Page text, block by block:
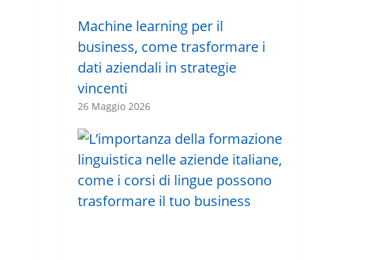
Machine learning per il
business, come trasformare i
dati aziendali in strategie
vincenti
26 Maggio 2026